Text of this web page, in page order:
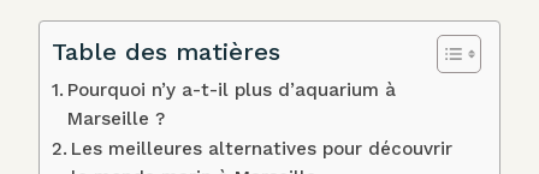
Table des matières
Pourquoi n’y a-t-il plus d’aquarium à
Marseille ?
Les meilleures alternatives pour découvrir